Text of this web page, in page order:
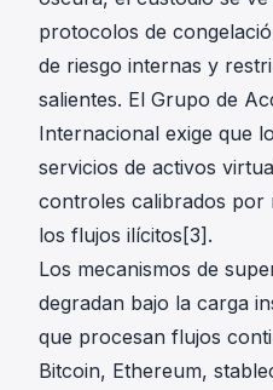
protocolos de
de riesgo internas y
salientes. El Grupo de
Internacional exige que
servicios de activos
controles calibrados por
los flujos ilícitos[3].
Los mecanismos de
degradan bajo la carga
que procesan flujos
Bitcoin, Ethereum,